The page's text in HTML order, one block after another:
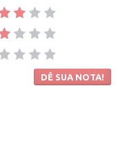
DÊ SUA NOTA!